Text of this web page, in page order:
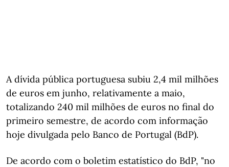
A dívida pública portuguesa subiu 2,4 mil milhões
de euros em junho, relativamente a maio,
totalizando 240 mil milhões de euros no final do
primeiro semestre, de acordo com informação
hoje divulgada pelo Banco de Portugal (BdP).
De acordo com o boletim estatístico do BdP, "no